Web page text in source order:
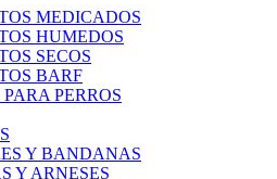
MEDICADOS
HUMEDOS
SECOS
BARF
PERROS
Y BANDANAS
Y ARNESES